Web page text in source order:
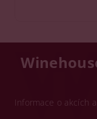
Informace o akcích